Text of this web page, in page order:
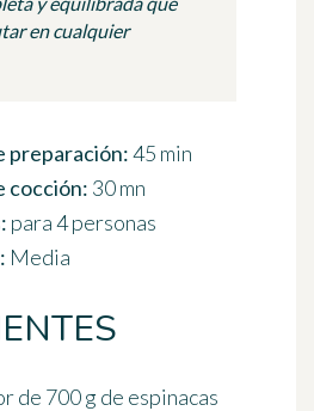
en cualquier
preparación:45 min
cocción: 30 mn
para 4 personas
Media
de 700 g de espinacas